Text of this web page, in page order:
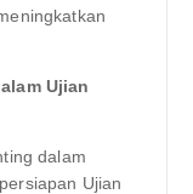
Ujian
dalam
Ujian